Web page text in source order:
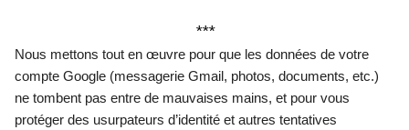
***
Nous mettons tout en œuvre pour que les données de votre
compte Google (messagerie Gmail, photos, documents, etc.)
ne tombent pas entre de mauvaises mains, et pour vous
protéger des usurpateurs d’identité et autres tentatives